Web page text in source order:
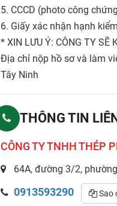
5. CCCD (photo công
6. Giấy xác nhận hạnh
* XIN LƯU Ý: CÔNG TY SẼ
Địa chỉ nộp hồ sơ và làm
Tây Ninh
THÔNG TIN
CÔNG TY TNHH THÉP
64A, đường 3/2,
0913593290 Sao